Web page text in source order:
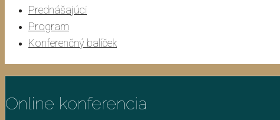
Prednášajúci
Program
Konferenčný balíček
Online konferencia